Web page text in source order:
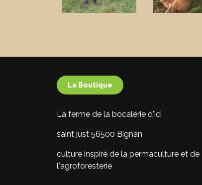
La Boutique
La ferme de la bocalerie d'ici
saint just 56500 Bignan
culture inspiré de la permaculture et de
l'agroforesterie